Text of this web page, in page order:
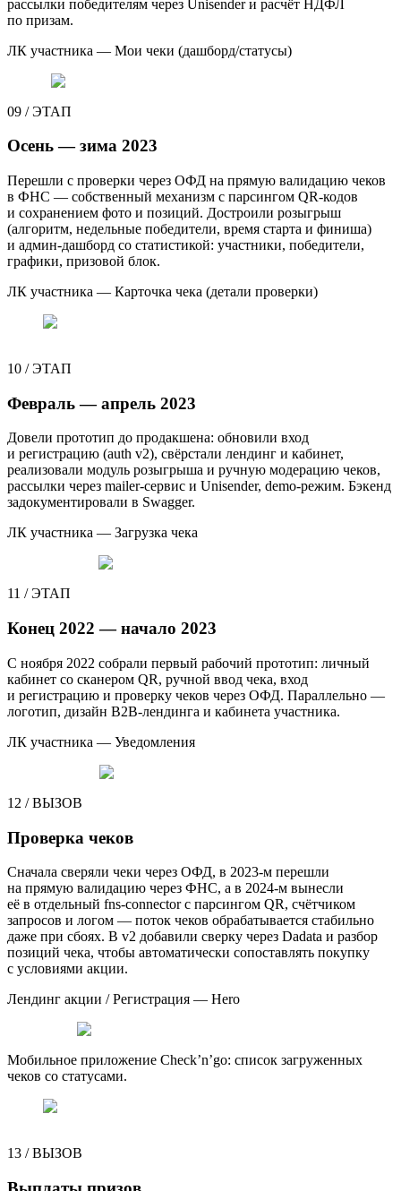
рассылки победителям через Unisender и расчёт НДФЛ
по призам.
ЛК участника — Мои чеки (дашборд/статусы)
09 /ЭТАП
Осень — зима 2023
Перешли с проверки через ОФД на прямую валидацию чеков
в ФНС — собственный механизм с парсингом QR-кодов
и сохранением фото и позиций. Достроили розыгрыш
(алгоритм, недельные победители, время старта и финиша)
и админ-дашборд со статистикой: участники, победители,
графики, призовой блок.
ЛК участника — Карточка чека (детали проверки)
10 /ЭТАП
Февраль — апрель 2023
Довели прототип до продакшена: обновили вход
и регистрацию (auth v2), свёрстали лендинг и кабинет,
реализовали модуль розыгрыша и ручную модерацию чеков,
рассылки через mailer-сервис и Unisender, demo-режим. Бэкенд
задокументировали в Swagger.
ЛК участника — Загрузка чека
11 /ЭТАП
Конец 2022 — начало 2023
С ноября 2022 собрали первый рабочий прототип: личный
кабинет со сканером QR, ручной ввод чека, вход
и регистрацию и проверку чеков через ОФД. Параллельно —
логотип, дизайн B2B-лендинга и кабинета участника.
ЛК участника — Уведомления
12 /ВЫЗОВ
Проверка чеков
Сначала сверяли чеки через ОФД, в 2023-м перешли
на прямую валидацию через ФНС, а в 2024-м вынесли
её в отдельный fns-connector с парсингом QR, счётчиком
запросов и логом — поток чеков обрабатывается стабильно
даже при сбоях. В v2 добавили сверку через Dadata и разбор
позиций чека, чтобы автоматически сопоставлять покупку
с условиями акции.
Лендинг акции / Регистрация — Hero
Мобильное приложение Check’n’go: список загруженных
чеков со статусами.
13 /ВЫЗОВ